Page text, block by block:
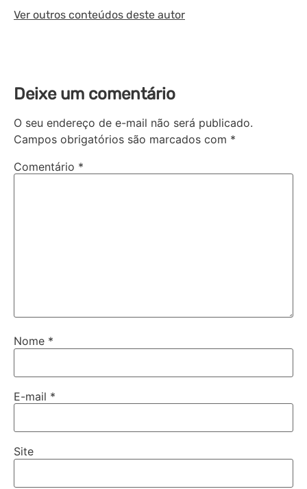
Ver outros conteúdos deste autor
Deixe um comentário
O seu endereço de e-mail não será publicado.
Campos obrigatórios são marcados com *
Comentário *
Nome *
E-mail *
Site